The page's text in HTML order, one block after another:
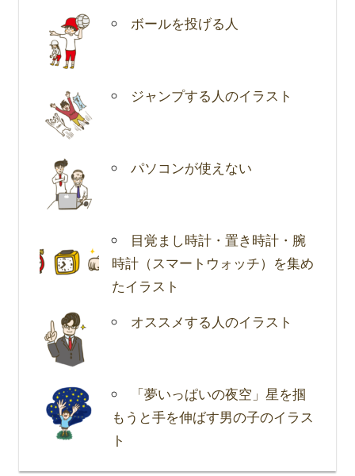
ボールを投げる人
ジャンプする人のイラスト
パソコンが使えない
目覚まし時計・置き時計・腕
時計（スマートウォッチ）を集め
たイラスト
オススメする人のイラスト
「夢いっぱいの夜空」星を掴
もうと手を伸ばす男の子のイラス
ト